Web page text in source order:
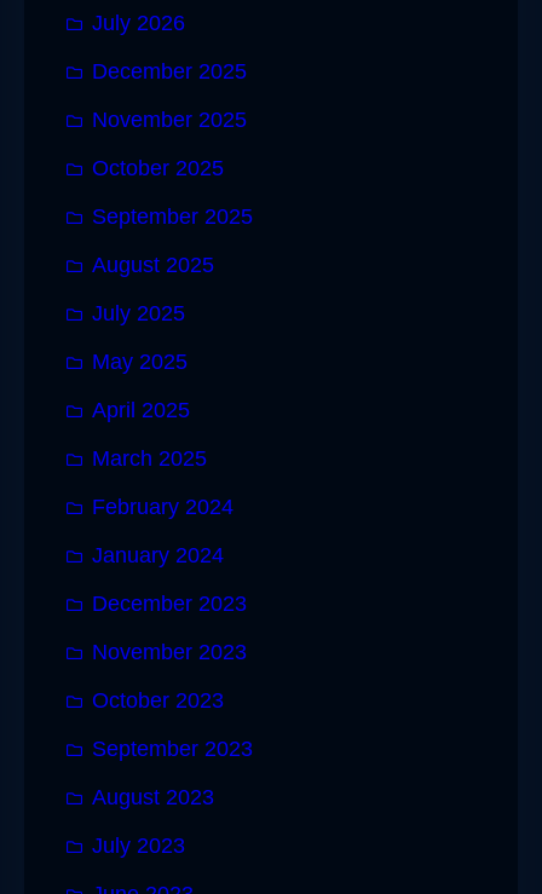
July 2026
December 2025
November 2025
October 2025
September 2025
August 2025
July 2025
May 2025
April 2025
March 2025
February 2024
January 2024
December 2023
November 2023
October 2023
September 2023
August 2023
July 2023